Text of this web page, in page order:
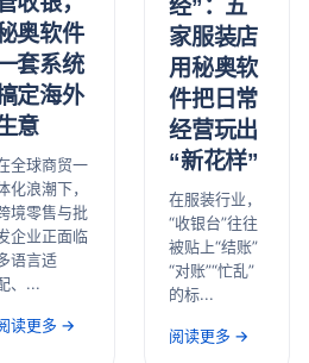
奥软件
套系统
定海外
意
全球商贸一
化浪潮下，
境零售与批
企业正面临
语言适
、...
读更多 →
经”：五
家服装店
用秘奥软
件把日常
经营玩出
“新花样”
在服装行业，
“收银台”往往
被贴上“结账”
“对账”“忙乱”
的标...
阅读更多 →